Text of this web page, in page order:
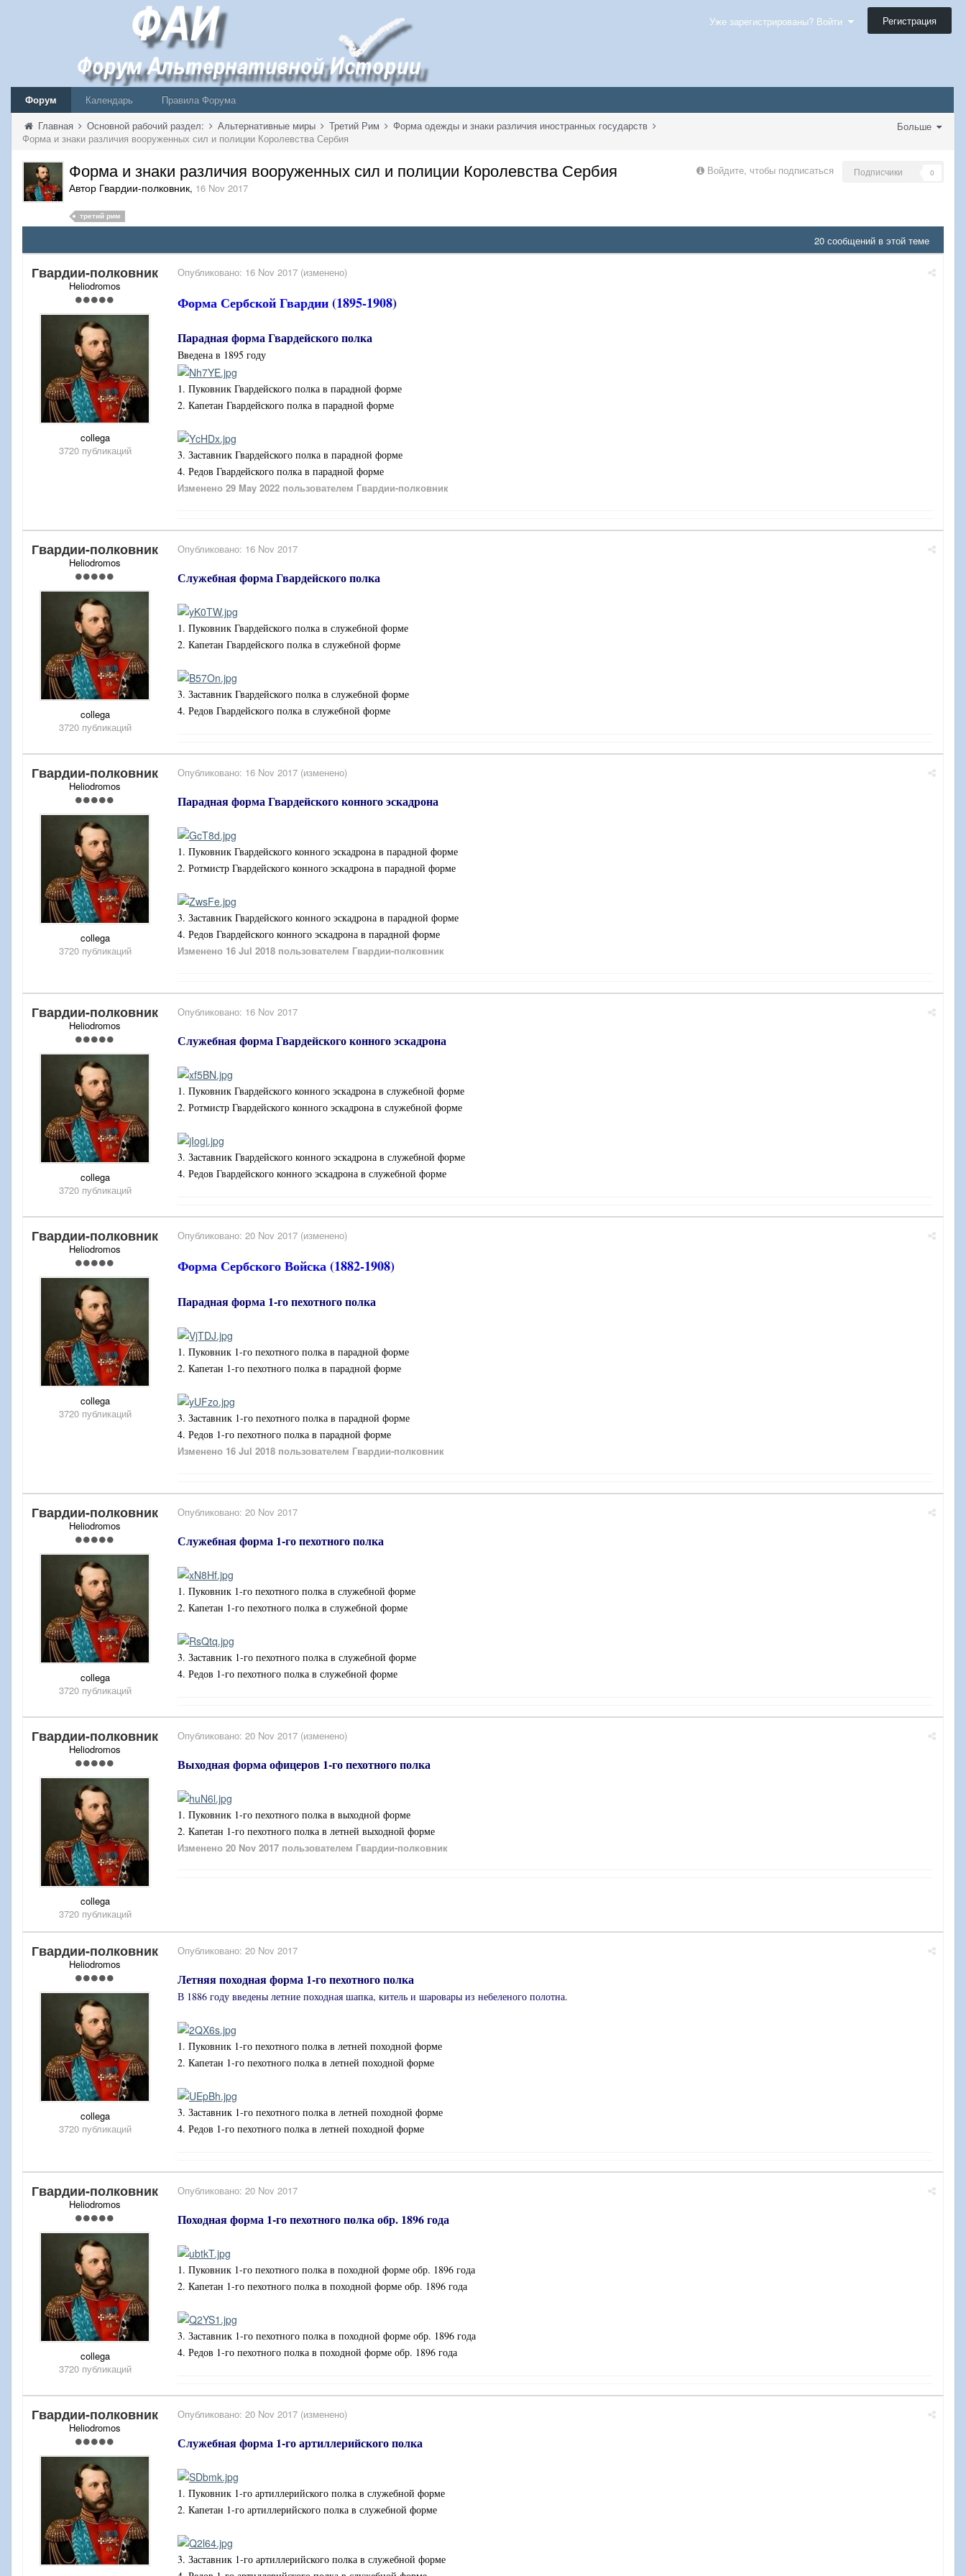
Уже зарегистрированы? Войти Регистрация
Форум Календарь
Правила Форума
Больше
Главная Основной рабочий раздел: Альтернативные миры Третий Рим
Форма одежды и знаки различия иностранных государств
Форма и знаки различия вооруженных сил и полиции Королевства Сербия
Войдите, чтобы подписаться Подписчики 0
Форма и знаки различия вооруженных сил и полиции Королевства Сербия
Автор Гвардии-полковник, 16 Nov 2017
третий рим
20 сообщений в этой теме
Гвардии-полковник
Heliodromos
collega
3720 публикаций
Опубликовано: 16 Nov 2017 (изменено)
Форма Сербской Гвардии (1895-1908)
Парадная форма Гвардейского полка
Введена в 1895 году
1. Пуковник Гвардейского полка в парадной форме
2. Капетан Гвардейского полка в парадной форме
3. Заставник Гвардейского полка в парадной форме
4. Редов Гвардейского полка в парадной форме
Изменено 29 May 2022 пользователем Гвардии-полковник
Гвардии-полковник
Heliodromos
collega
3720 публикаций
Опубликовано: 16 Nov 2017
Служебная форма Гвардейского полка
1. Пуковник Гвардейского полка в служебной форме
2. Капетан Гвардейского полка в служебной форме
3. Заставник Гвардейского полка в служебной форме
4. Редов Гвардейского полка в служебной форме
Гвардии-полковник
Heliodromos
collega
3720 публикаций
Опубликовано: 16 Nov 2017 (изменено)
Парадная форма Гвардейского конного эскадрона
1. Пуковник Гвардейского конного эскадрона в парадной форме
2. Ротмистр Гвардейского конного эскадрона в парадной форме
3. Заставник Гвардейского конного эскадрона в парадной форме
4. Редов Гвардейского конного эскадрона в парадной форме
Изменено 16 Jul 2018 пользователем Гвардии-полковник
Гвардии-полковник
Heliodromos
collega
3720 публикаций
Опубликовано: 16 Nov 2017
Служебная форма Гвардейского конного эскадрона
1. Пуковник Гвардейского конного эскадрона в служебной форме
2. Ротмистр Гвардейского конного эскадрона в служебной форме
3. Заставник Гвардейского конного эскадрона в служебной форме
4. Редов Гвардейского конного эскадрона в служебной форме
Гвардии-полковник
Heliodromos
collega
3720 публикаций
Опубликовано: 20 Nov 2017 (изменено)
Форма Сербского Войска (1882-1908)
Парадная форма 1-го пехотного полка
1. Пуковник 1-го пехотного полка в парадной форме
2. Капетан 1-го пехотного полка в парадной форме
3. Заставник 1-го пехотного полка в парадной форме
4. Редов 1-го пехотного полка в парадной форме
Изменено 16 Jul 2018 пользователем Гвардии-полковник
Гвардии-полковник
Heliodromos
collega
3720 публикаций
Опубликовано: 20 Nov 2017
Служебная форма 1-го пехотного полка
1. Пуковник 1-го пехотного полка в служебной форме
2. Капетан 1-го пехотного полка в служебной форме
3. Заставник 1-го пехотного полка в служебной форме
4. Редов 1-го пехотного полка в служебной форме
Гвардии-полковник
Heliodromos
collega
3720 публикаций
Опубликовано: 20 Nov 2017 (изменено)
Выходная форма офицеров 1-го пехотного полка
1. Пуковник 1-го пехотного полка в выходной форме
2. Капетан 1-го пехотного полка в летней выходной форме
Изменено 20 Nov 2017 пользователем Гвардии-полковник
Гвардии-полковник
Heliodromos
collega
3720 публикаций
Опубликовано: 20 Nov 2017
Летняя походная форма 1-го пехотного полка
В 1886 году введены летние походная шапка, китель и шаровары из небеленого полотна.
1. Пуковник 1-го пехотного полка в летней походной форме
2. Капетан 1-го пехотного полка в летней походной форме
3. Заставник 1-го пехотного полка в летней походной форме
4. Редов 1-го пехотного полка в летней походной форме
Гвардии-полковник
Heliodromos
collega
3720 публикаций
Опубликовано: 20 Nov 2017
Походная форма 1-го пехотного полка обр. 1896 года
1. Пуковник 1-го пехотного полка в походной форме обр. 1896 года
2. Капетан 1-го пехотного полка в походной форме обр. 1896 года
3. Заставник 1-го пехотного полка в походной форме обр. 1896 года
4. Редов 1-го пехотного полка в походной форме обр. 1896 года
Гвардии-полковник
Heliodromos
Опубликовано: 20 Nov 2017 (изменено)
Служебная форма 1-го артиллерийского полка
1. Пуковник 1-го артиллерийского полка в служебной форме
2. Капетан 1-го артиллерийского полка в служебной форме
3. Заставник 1-го артиллерийского полка в служебной форме